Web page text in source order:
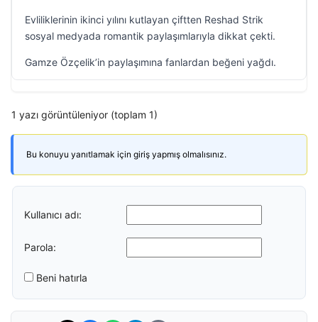
Evliliklerinin ikinci yılını kutlayan çiftten Reshad Strik
sosyal medyada romantik paylaşımlarıyla dikkat çekti.
Gamze Özçelik’in paylaşımına fanlardan beğeni yağdı.
1 yazı görüntüleniyor (toplam 1)
Bu konuyu yanıtlamak için giriş yapmış olmalısınız.
Kullanıcı adı:
Parola:
Beni hatırla